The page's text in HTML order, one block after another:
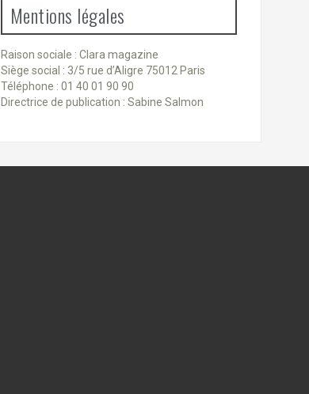
Mentions légales
Raison sociale : Clara magazine
Siège social : 3/5 rue d’Aligre 75012 Paris
Téléphone : 01 40 01 90 90
Directrice de publication : Sabine Salmon